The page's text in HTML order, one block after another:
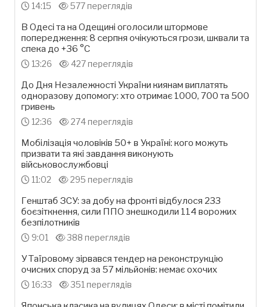
14:15 577 переглядів
В Одесі та на Одещині оголосили штормове
попередження: 8 серпня очікуються грози, шквали та
спека до +36 °С
13:26 427 переглядів
До Дня Незалежності України киянам виплатять
одноразову допомогу: хто отримає 1000, 700 та 500
гривень
12:36 274 переглядів
Мобілізація чоловіків 50+ в Україні: кого можуть
призвати та які завдання виконують
військовослужбовці
11:02 295 переглядів
Генштаб ЗСУ: за добу на фронті відбулося 233
боєзіткнення, сили ППО знешкодили 114 ворожих
безпілотників
9:01 388 переглядів
У Таїровому зірвався тендер на реконструкцію
очисних споруд за 57 мільйонів: немає охочих
16:33 351 переглядів